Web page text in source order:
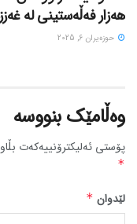
هەزار فەڵەستینی لە
حوزه‌یران 6, 2025
وەڵامێک بنووسە
پۆستی ئەلیکترۆنییەکەت
*
لێدوان *